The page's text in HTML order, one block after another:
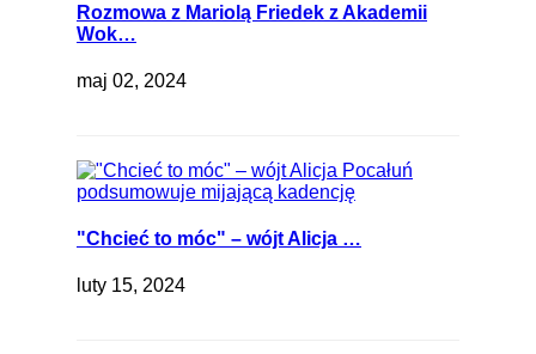
Rozmowa z Mariolą Friedek z Akademii
Wok…
maj 02, 2024
"Chcieć to móc" – wójt Alicja …
luty 15, 2024